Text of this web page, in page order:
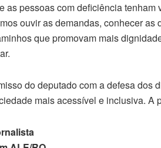
as pessoas com deficiência
ouvir as demandas, conhecer
que promovam mais
do deputado com a defesa dos
mais acessível e inclusiva. A